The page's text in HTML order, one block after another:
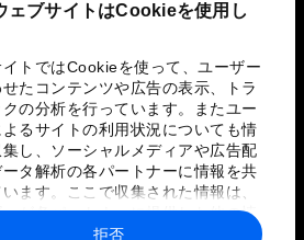
ェブサイトはCookieを使用し
イトではCookieを使って、ユーザー
たコンテンツや広告の表示、トラ
の分析を行っています。またユー
るサイトの利用状況についても情
し、ソーシャルメディアや広告配
タ解析の各パートナーに情報を共
ます。ここで収集された情報は、
ーが各パートナーに提供した他の情
ートナーのサービスを使用した際
拒否